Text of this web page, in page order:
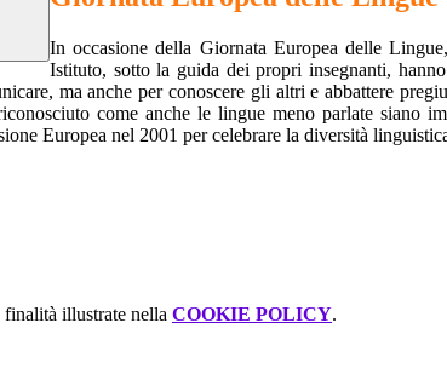
In occasione della Giornata Europea delle
Istituto, sotto la guida dei propri insegnanti,
ma anche per conoscere gli altri e abbattere
come anche le lingue meno parlate siano
Europea nel 2001 per celebrare la diversità
illustrate nella COOKIE POLICY.